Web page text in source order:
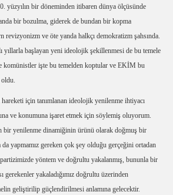
yüzyılın bir döneminden itibaren dünya ölçüsünde
bir bozulma, giderek de bundan bir kopma
revizyonizm ve öte yanda halkçı demokratizm şahsında.
yıllarla başlayan yeni ideolojik şekillenmesi de bu temele
komünistler işte bu temelden koptular ve EKİM bu
için tanımlanan ideolojik yenilenme ihtiyacı
ve konumuna işaret etmek için söylemiş oluyorum.
bir yenilenme dinamiğinin ürünü olarak doğmuş bir
yapmamız gereken çok şey olduğu gerçeğini ortadan
yöntem ve doğrultu yakalanmış, bununla bir
gerekenler yakaladığımız doğrultu üzerinden
geliştirilip güçlendirilmesi anlamına gelecektir.